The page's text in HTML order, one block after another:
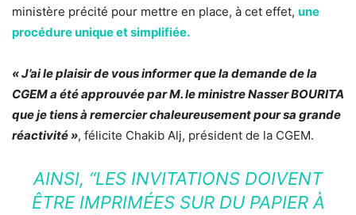
ministère précité pour mettre en place, à cet effet, une
procédure unique et simplifiée.
« J’ai le plaisir de vous informer que la demande de la
CGEM a été approuvée par M. le ministre Nasser BOURITA
que je tiens à remercier chaleureusement pour sa grande
réactivité », félicite Chakib Alj, président de la CGEM.
AINSI, “LES INVITATIONS DOIVENT
ÊTRE IMPRIMÉES SUR DU PAPIER À